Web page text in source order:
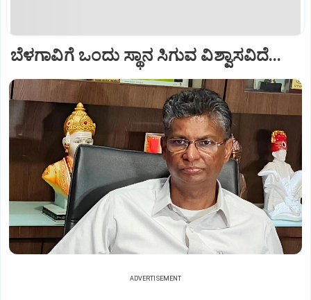
ಬೆಳಗಾವಿಗೆ ಒಂದು ಸ್ಥಾನ ಸಿಗುವ ವಿಶ್ವಾಸವಿದೆ...
ADVERTISEMENT